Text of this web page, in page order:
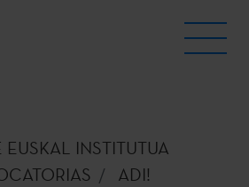
EUSKAL INSTITUTUA
ADI!